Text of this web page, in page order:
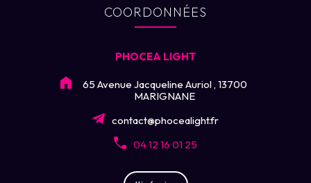
COORDONNÉES
PHOCEA LIGHT
65 Avenue Jacqueline Auriol , 13700
MARIGNANE
contact@phocealight.fr
04 12 16 01 25